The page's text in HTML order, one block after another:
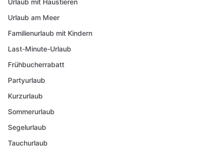
Urlaub mit Haustieren
Urlaub am Meer
Familienurlaub mit Kindern
Last-Minute-Urlaub
Frühbucherrabatt
Partyurlaub
Kurzurlaub
Sommerurlaub
Segelurlaub
Tauchurlaub